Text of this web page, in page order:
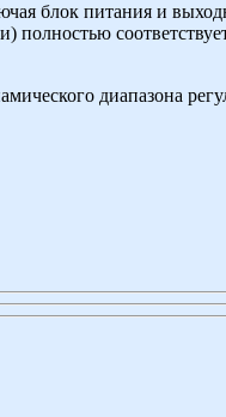
блок питания и
полностью
диапазона